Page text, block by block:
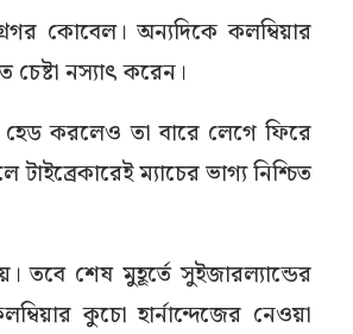
কোবেল। অন্যদিকে কলম্বিয়ার
নস্যাৎ করেন।
হেড করলেও তা বারে লেগে ফিরে
ম্যাচের ভাগ্য নিশ্চিত
তবে শেষ মুহূর্তে সুইজারল্যান্ডের
কুচো হার্নান্দেজের নেওয়া